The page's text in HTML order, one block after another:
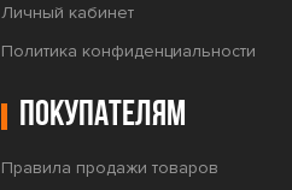
Личный кабинет
Политика конфиденциальности
Покупателям
Правила продажи товаров